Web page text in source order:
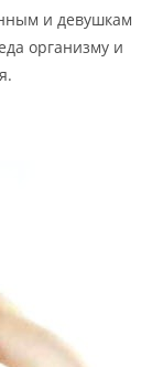
и девушкам
организму и